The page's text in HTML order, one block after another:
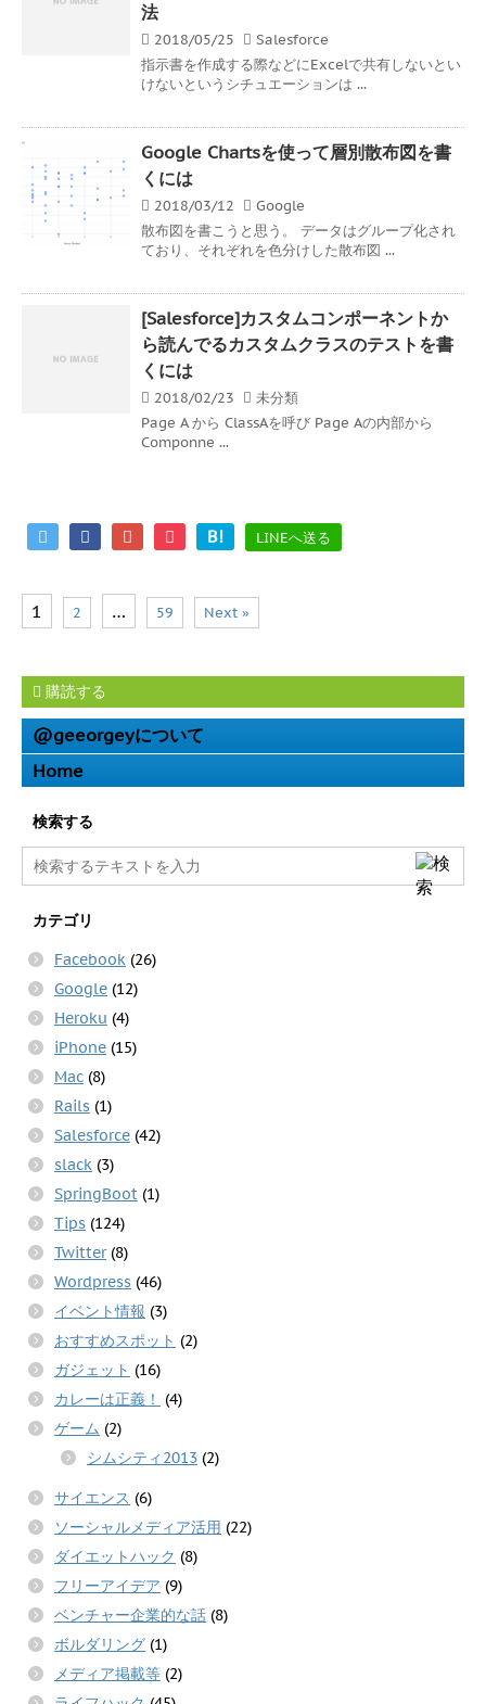
法
2018/05/25
Salesforce
指示書を作成する際などにExcelで共有しないとい
けないというシチュエーションは ...
Google Chartsを使って層別散布図を書
くには
2018/03/12
Google
散布図を書こうと思う。 データはグループ化され
ており、それぞれを色分けした散布図 ...
[Salesforce]カスタムコンポーネントか
ら読んでるカスタムクラスのテストを書
くには
2018/02/23
未分類
Page A から ClassAを呼び Page Aの内部から
Componne ...
B! LINEへ送る
1 2 … 59 Next »
購読する
@geeorgeyについて
Home
検索する
カテゴリ
Facebook (26)
Google (12)
Heroku (4)
iPhone (15)
Mac (8)
Rails (1)
Salesforce (42)
slack (3)
SpringBoot (1)
Tips (124)
Twitter(8)
Wordpress (46)
イベント情報 (3)
おすすめスポット (2)
ガジェット (16)
カレーは正義！
(4)
ゲーム (2)
シムシティ2013 (2)
サイエンス (6)
ソーシャルメディア活用 (22)
ダイエットハック (8)
フリーアイデア (9)
ベンチャー企業的な話 (8)
ボルダリング (1)
メディア掲載等 (2)